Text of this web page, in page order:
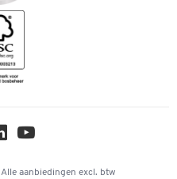
Alle aanbiedingen excl. btw